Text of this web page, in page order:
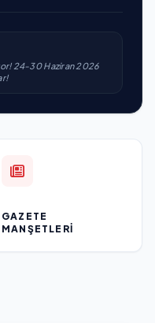
24-30 Haziran 2026
GAZETE
MANŞETLERI